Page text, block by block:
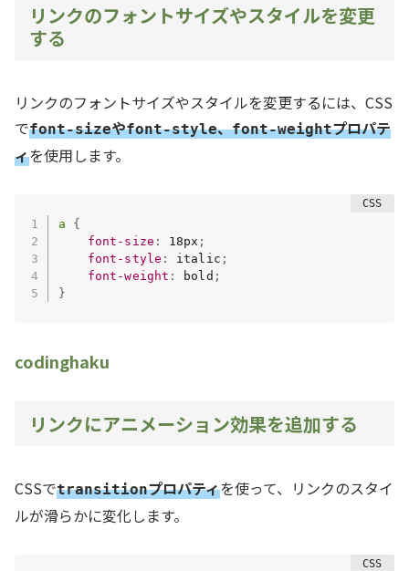
リンクのフォントサイズやスタイルを変更
する
リンクのフォントサイズやスタイルを変更するには、CSS
でfont-sizeやfont-style、font-weightプロパテ
ィを使用します。
a
{
font-size : 18px ;
font-style : italic ;
font-weight : bold ;
}
codinghaku
リンクにアニメーション効果を追加する
CSSでtransitionプロパティを使って、リンクのスタイ
ルが滑らかに変化します。